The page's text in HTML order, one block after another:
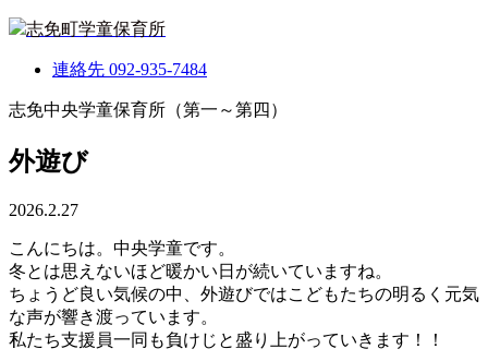
志免町学童保育所
連絡先 092-935-7484
志免中央学童保育所（第一～第四）
外遊び
2026.2.27
こんにちは。中央学童です。
冬とは思えないほど暖かい日が続いていますね。
ちょうど良い気候の中、外遊びではこどもたちの明るく元気
な声が響き渡っています。
私たち支援員一同も負けじと盛り上がっていきます！！